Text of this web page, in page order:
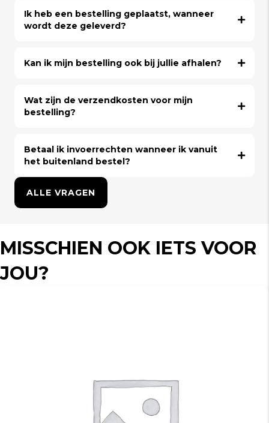
Ik heb een bestelling geplaatst, wanneer
wordt deze geleverd?
Kan ik mijn bestelling ook bij jullie afhalen?
Wat zijn de verzendkosten voor mijn
bestelling?
Betaal ik invoerrechten wanneer ik vanuit
het buitenland bestel?
ALLE VRAGEN
MISSCHIEN OOK IETS VOOR
JOU?